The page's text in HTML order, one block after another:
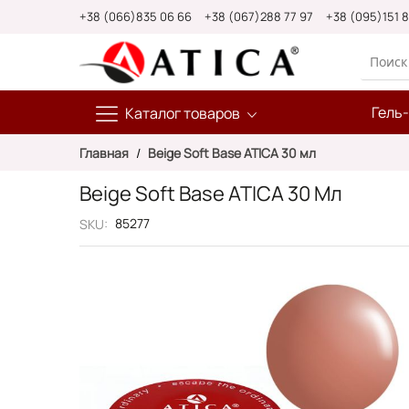
+38 (066)835 06 66 +38 (067)288 77 97 +38 (095)151
Каталог товаров
Главная Beige Soft Base ATICA 30 мл
Beige Soft Base ATICA 30 Мл
SKU 85277